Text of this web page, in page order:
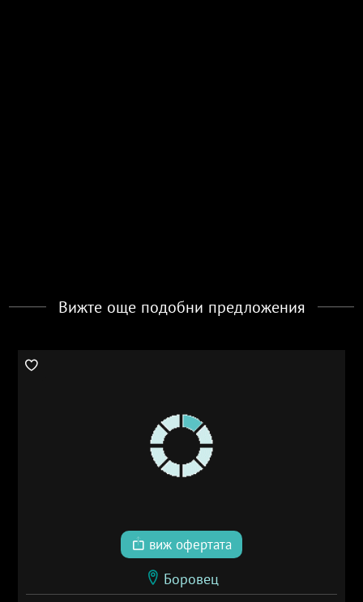
Вижте още подобни предложения
виж офертата
Боровец